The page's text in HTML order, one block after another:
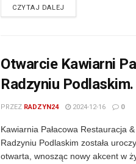
CZYTAJ DALEJ
Otwarcie Kawiarni
Radzyniu Podlaskim.
PRZEZ RADZYN24 2024-12-16 0
Kawiarnia Pałacowa Restauracja
Radzyniu Podlaskim została
otwarta, wnosząc nowy akcent w